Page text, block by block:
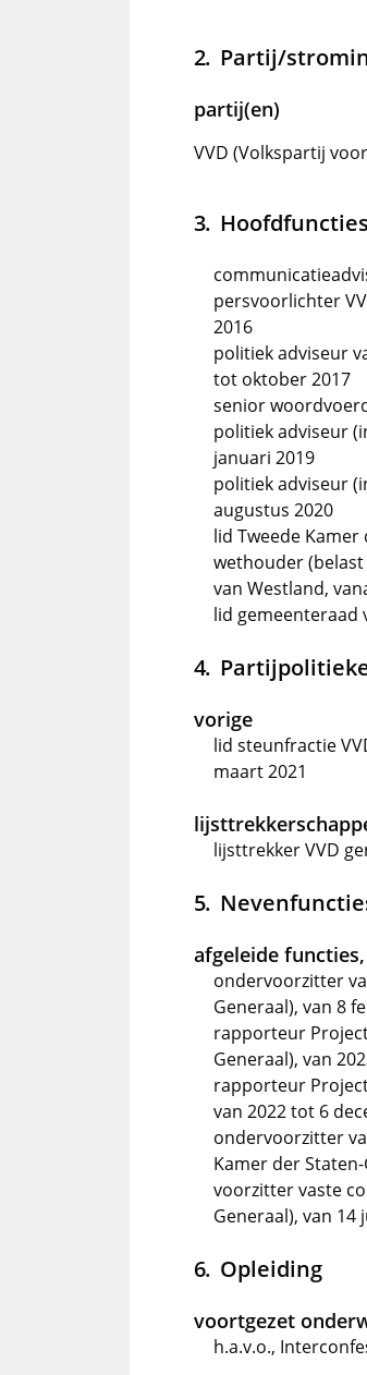
Partij/
partij(en)
VVD (Volkspartij
persvoorlichter
2016
politiek adviseur
tot oktober 2017
senior
politiek adviseur
januari 2019
politiek adviseur
augustus 2020
lid Tweede
wethouder
van Westland,
lid gemeenteraad
vorige
lid steunfractie
maart 2021
lijsttrekker VVD
afgeleide
ondervoorzitter
Generaal), van 8
rapporteur
Generaal), van
rapporteur
van 2022 tot 6
ondervoorzitter
Kamer der
voorzitter vaste
Generaal), van 14
Opleiding
voortgezet
h.a.v.o.,